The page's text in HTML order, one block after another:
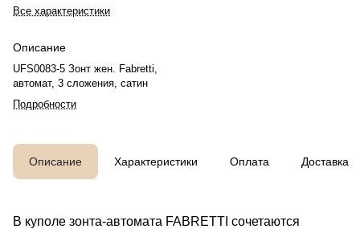
Все характеристики
Описание
UFS0083-5 Зонт жен. Fabretti,
автомат, 3 сложения, сатин
Подробности
Описание Характеристики Оплата Доставка
В куполе зонта-автомата FABRETTI сочетаются